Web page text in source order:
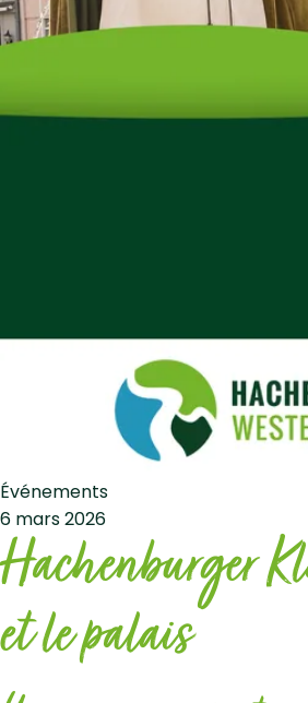
Événements
6 mars 2026
Hachenburger
et le palais